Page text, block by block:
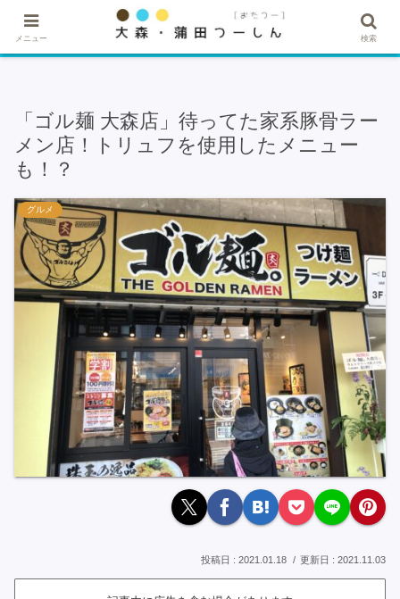
★記事・広告掲載希望はこちら★
「ゴル麺 大森店」待ってた家系豚骨ラー
メン店！トリュフを使用したメニュー
も！？
グルメ
2021.01.18 2021.11.03
メニュー 検索